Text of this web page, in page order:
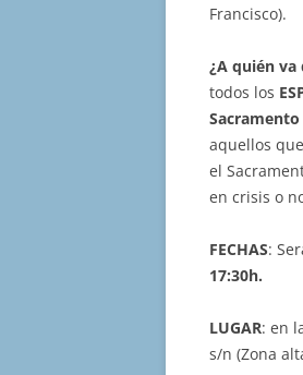
Francisco).
¿A quién
todos los
aquellos
el
en crisis o
FECHAS:
17:30h.
LUGAR: en
s/n (Zona